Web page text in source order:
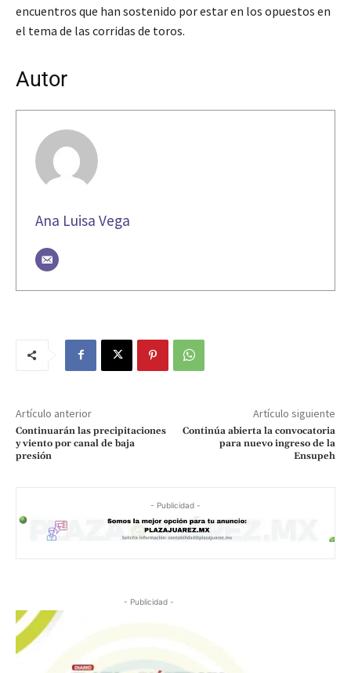
encuentros que han sostenido por estar en los opuestos en
el tema de las corridas de toros.
Autor
Ana Luisa Vega
Artículo anterior
Continuarán las precipitaciones
y viento por canal de baja
presión
Artículo siguiente
Continúa abierta la convocatoria
para nuevo ingreso de la
Ensupeh
- Publicidad -
- Publicidad -